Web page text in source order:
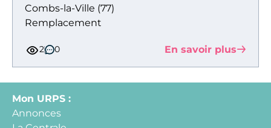
Combs-la-Ville (77)
Remplacement
2 0 En savoir plus
Mon URPS :
Annonces